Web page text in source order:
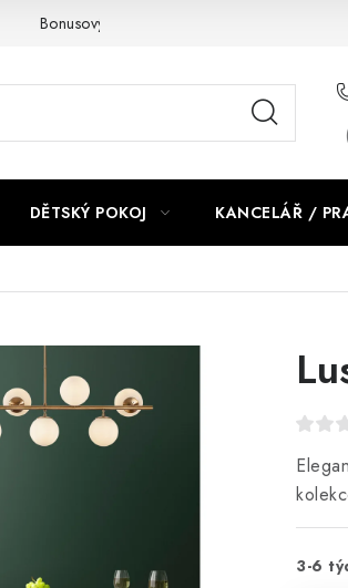
Bonusový program NBM+
DĚTSKÝ POKOJ KANCELÁŘ /
3-6